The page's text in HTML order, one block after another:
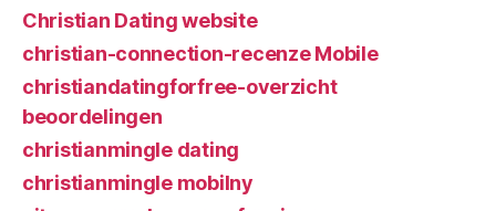
Christian Dating website
christian-connection-recenze Mobile
christiandatingforfree-overzicht
beoordelingen
christianmingle dating
christianmingle mobilny